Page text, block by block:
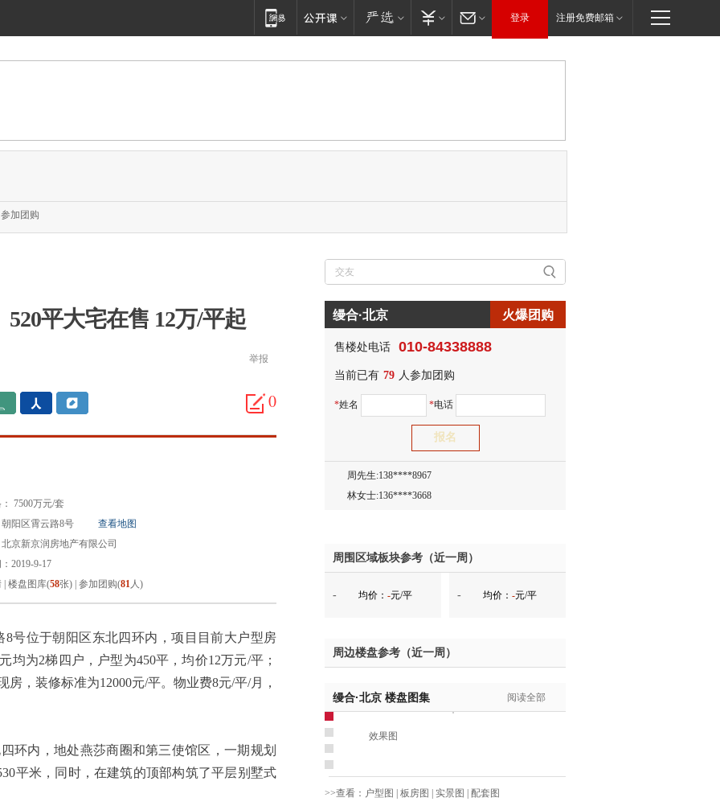
登录 注册免费邮箱
参加团购
平大宅在售 12万/平起
举报
0
7500万元/套
阳区霄云路8号
查看地图
京新京润房地产有限公司
2019-9-17
楼盘图库(58张) 参加团购(81人)
8号位于朝阳区东北四环内，项目目前大户型房
均为2梯四户，户型为450平，均价12万元/平；
，装修标准为12000元/平。物业费8元/平/月，
环内，地处燕莎商圈和第三使馆区，一期规划
平米，同时，在建筑的顶部构筑了平层别墅式
缦合·北京 火爆团购
售楼处电话 010-84338888
当前已有 79 人参加团购
*姓名 *电话
胡先生:150****0731
邓先生:138****8083
蒋女士:186****7681
陈先生:159****3332
章先生:159****7226
周先生:138****8967
林女士:136****3668
魏女士:138****0324
吴先生:139****9780
韩女士:158****2390
赵先生:139****8548
钱先生:139****7316
黄先生:138****7263
黄先生:136****3612
胡先生:150****0731
周围区域板块参考（近一周）
- 均价： -元/平 - 均价： -元/平
周边楼盘参考（近一周）
缦合·北京 楼盘图集 阅读全部
效果图
>>查看： 户型图 | 板房图 | 实景图 | 配套图